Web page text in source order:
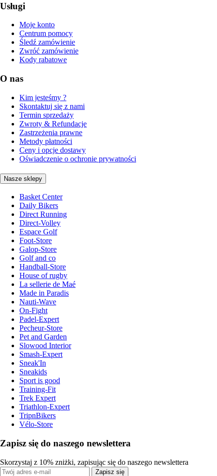
Usługi
Moje konto
Centrum pomocy
Śledź zamówienie
Zwróć zamówienie
Kody rabatowe
O nas
Kim jesteśmy ?
Skontaktuj się z nami
Termin sprzedaży
Zwroty & Refundacje
Zastrzeżenia prawne
Metody płatności
Ceny i opcje dostawy
Oświadczenie o ochronie prywatności
Nasze sklepy
Basket Center
Daily Bikers
Direct Running
Direct-Volley
Espace Golf
Foot-Store
Galop-Store
Golf and co
Handball-Store
House of rugby
La sellerie de Maé
Made in Paradis
Nauti-Wave
On-Fight
Padel-Expert
Pecheur-Store
Pet and Garden
Slowood Interior
Smash-Expert
Sneak'In
Sneakids
Sport is good
Training-Fit
Trek Expert
Triathlon-Expert
TripnBikers
Vélo-Store
Zapisz się do naszego newslettera
Skorzystaj z 10% zniżki, zapisując się do naszego newslettera
Zapisz się